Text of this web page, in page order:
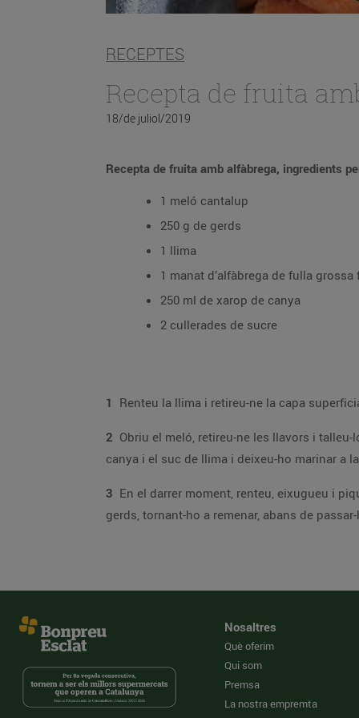
RECEPTES
Recepta de fruita
18/de juliol/2019
Recepta de fruita amb alfàbrega, ingredients
1 meló cantalup
250 g de gerds
1 llima
1 manat d’alfàbrega de fulla grossa
250 ml de xarop de canya
2 cullerades de sucre
1
2 Obriu el meló, retireu-ne les llavors i talleu-lo a daus de mida similar als gerds. En un bol, poseu el meló i la pela de la llima, regueu-los amb el
canya i el suc de llima i deixeu-ho
3 En el darrer moment, renteu, eixugueu i piqueu un grapat de fulles d’alfàbrega i aboqueu-ho al bol del meló. Remeneu-ho
Nosaltres
Què oferim
Qui som
Premsa
La nostra empremta